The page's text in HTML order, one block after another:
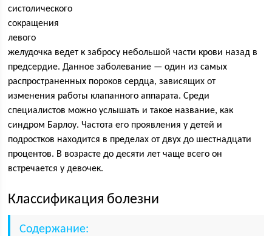
систолического
сокращения
левого
желудочка ведет к забросу небольшой части крови назад в
предсердие. Данное заболевание — один из самых
распространенных пороков сердца, зависящих от
изменения работы клапанного аппарата. Среди
специалистов можно услышать и такое название, как
синдром Барлоу. Частота его проявления у детей и
подростков находится в пределах от двух до шестнадцати
процентов. В возрасте до десяти лет чаще всего он
встречается у девочек.
Классификация болезни
Содержание: